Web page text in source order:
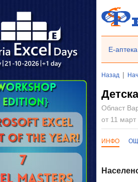
Е-аптека
Назад |
Област
от 11 март
ИНФО